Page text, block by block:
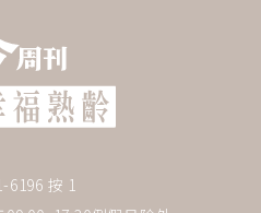
6196 按 1